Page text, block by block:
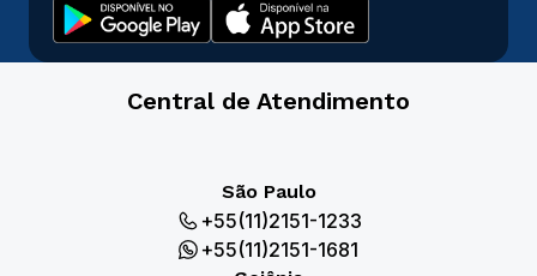
Central de Atendimento
São Paulo
+55(11)2151-1233
+55(11)2151-1681